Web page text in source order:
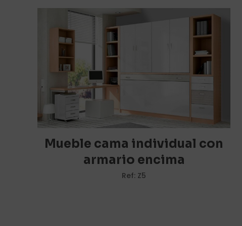
marcados con*
Tu puntuación
Mueble cama individual con
armario encima
Ref: Z5